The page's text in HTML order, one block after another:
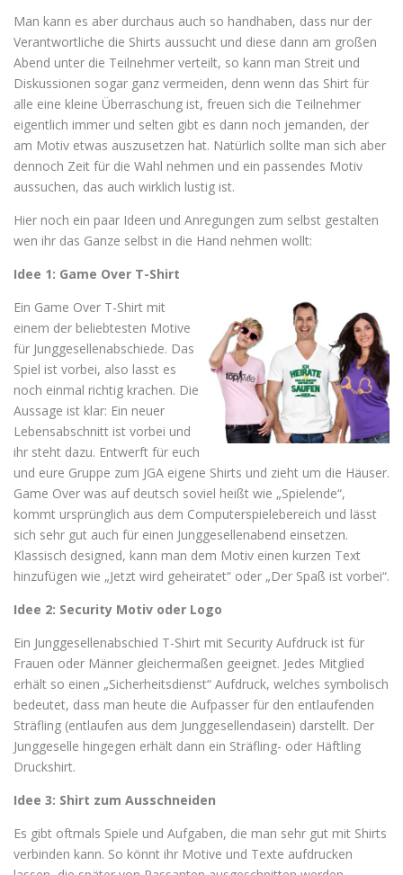
Man kann es aber durchaus auch so handhaben, dass nur der
Verantwortliche die Shirts aussucht und diese dann am großen
Abend unter die Teilnehmer verteilt, so kann man Streit und
Diskussionen sogar ganz vermeiden, denn wenn das Shirt für
alle eine kleine Überraschung ist, freuen sich die Teilnehmer
eigentlich immer und selten gibt es dann noch jemanden, der
am Motiv etwas auszusetzen hat. Natürlich sollte man sich aber
dennoch Zeit für die Wahl nehmen und ein passendes Motiv
aussuchen, das auch wirklich lustig ist.
Hier noch ein paar Ideen und Anregungen zum selbst gestalten
wen ihr das Ganze selbst in die Hand nehmen wollt:
Idee 1: Game Over T-Shirt
Ein Game Over T-Shirt mit
einem der beliebtesten Motive
für Junggesellenabschiede. Das
Spiel ist vorbei, also lasst es
noch einmal richtig krachen. Die
Aussage ist klar: Ein neuer
Lebensabschnitt ist vorbei und
ihr steht dazu. Entwerft für euch
und eure Gruppe zum JGA eigene Shirts und zieht um die Häuser.
Game Over was auf deutsch soviel heißt wie „Spielende“,
kommt ursprünglich aus dem Computerspielebereich und lässt
sich sehr gut auch für einen Junggesellenabend einsetzen.
Klassisch designed, kann man dem Motiv einen kurzen Text
hinzufügen wie „Jetzt wird geheiratet“ oder „Der Spaß ist vorbei“.
Idee 2: Security Motiv oder Logo
Ein Junggesellenabschied T-Shirt mit Security Aufdruck ist für
Frauen oder Männer gleichermaßen geeignet. Jedes Mitglied
erhält so einen „Sicherheitsdienst“ Aufdruck, welches symbolisch
bedeutet, dass man heute die Aufpasser für den entlaufenden
Sträfling (entlaufen aus dem Junggesellendasein) darstellt. Der
Junggeselle hingegen erhält dann ein Sträfling- oder Häftling
Druckshirt.
Idee 3: Shirt zum Ausschneiden
Es gibt oftmals Spiele und Aufgaben, die man sehr gut mit Shirts
verbinden kann. So könnt ihr Motive und Texte aufdrucken